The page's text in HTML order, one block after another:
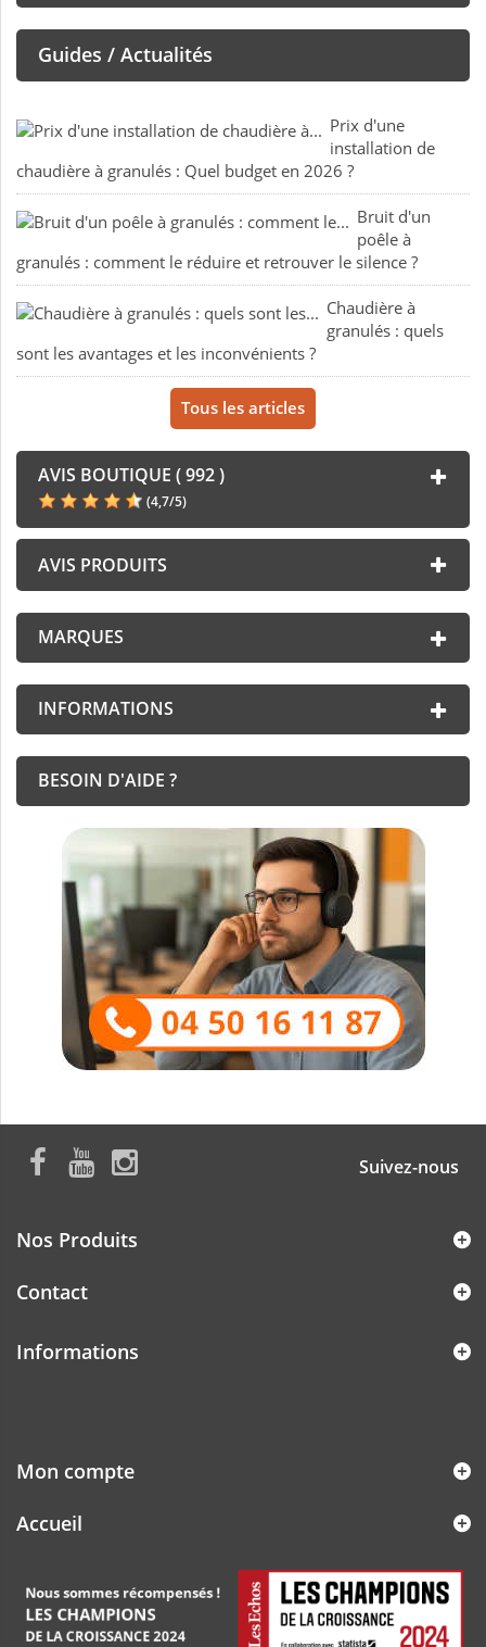
Guides / Actualités
Prix d'une
installation de
chaudière à granulés : Quel budget en 2026 ?
Bruit d'un
poêle à
granulés : comment le réduire et retrouver le silence ?
Chaudière à
granulés : quels
sont les avantages et les inconvénients ?
Tous les articles
AVIS BOUTIQUE ( 992 )
(4,7/5)
AVIS PRODUITS
MARQUES
INFORMATIONS
BESOIN D'AIDE ?
Suivez-nous
Nos Produits
Contact
Informations
Mon compte
Accueil